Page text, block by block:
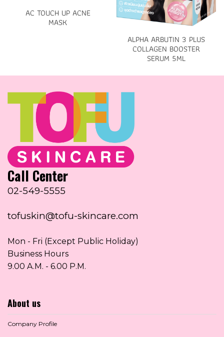
AC TOUCH UP ACNE
MASK
ALPHA ARBUTIN 3 PLUS
COLLAGEN BOOSTER
SERUM 5ML
Call Center
02-549-5555
tofuskin@tofu-skincare.com
Mon - Fri (Except Public Holiday)
Business Hours
9.00 A.M. - 6.00 P.M.
About us
Company Profile